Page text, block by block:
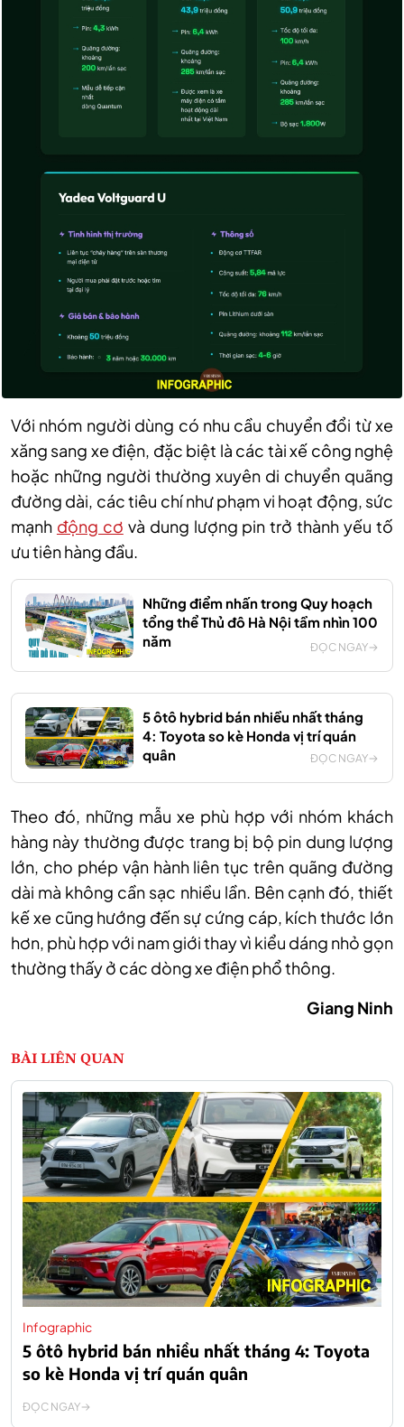
Với nhóm người dùng có nhu cầu chuyển đổi từ xe
xăng sang xe điện, đặc biệt là các tài xế công nghệ
hoặc những người thường xuyên di chuyển quãng
đường dài, các tiêu chí như phạm vi hoạt động, sức
mạnh động cơ và dung lượng pin trở thành yếu tố
ưu tiên hàng đầu.
Những điểm nhấn trong Quy hoạch
tổng thể Thủ đô Hà Nội tầm nhìn 100
năm
ĐỌC NGAY
5 ôtô hybrid bán nhiều nhất tháng
4: Toyota so kè Honda vị trí quán
quân
ĐỌC NGAY
Theo đó, những mẫu xe phù hợp với nhóm khách
hàng này thường được trang bị bộ pin dung lượng
lớn, cho phép vận hành liên tục trên quãng đường
dài mà không cần sạc nhiều lần. Bên cạnh đó, thiết
kế xe cũng hướng đến sự cứng cáp, kích thước lớn
hơn, phù hợp với nam giới thay vì kiểu dáng nhỏ gọn
thường thấy ở các dòng xe điện phổ thông.
Giang Ninh
BÀI LIÊN QUAN
Infographic
5 ôtô hybrid bán nhiều nhất tháng 4: Toyota
so kè Honda vị trí quán quân
ĐỌC NGAY